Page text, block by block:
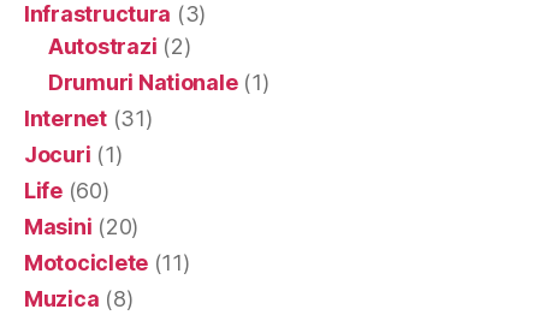
Infrastructura (3)
Autostrazi (2)
Drumuri Nationale(1)
Internet(31)
Jocuri (1)
Life(60)
Masini (20)
Motociclete (11)
Muzica (8)